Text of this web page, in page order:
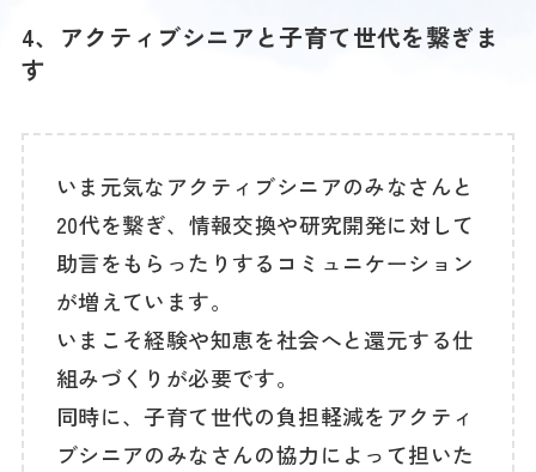
4、アクティブシニアと子育て世代を繋ぎま
す
いま元気なアクティブシニアのみなさんと
20代を繋ぎ、情報交換や研究開発に対して
助言をもらったりするコミュニケーション
が増えています。
いまこそ経験や知恵を社会へと還元する仕
組みづくりが必要です。
同時に、子育て世代の負担軽減をアクティ
ブシニアのみなさんの協力によって担いた